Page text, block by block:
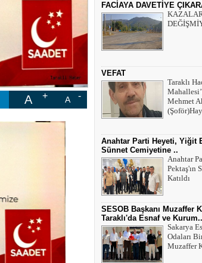
A A
FACİAYA DAVETİYE
VEFAT
Taraklı
Mehmet
Anahtar Parti Heyeti, Yiğit
Sünnet Cemiyetine ..
Anahtar
Pektaş'ın
Katıldı
SESOB Başkanı Muzaffer
Taraklı'da Esnaf ve Kurum..
Sakarya
Odaları
Muzaffer